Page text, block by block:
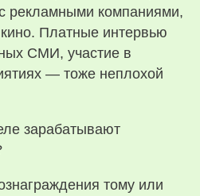
рекламными компаниями,
Платные интервью
СМИ, участие в
— тоже неплохой
тому или